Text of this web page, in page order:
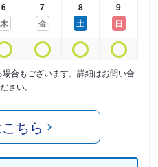
6
木
7
金
8
土
9
日
合もございます。詳細はお問い合
さい。
ちら